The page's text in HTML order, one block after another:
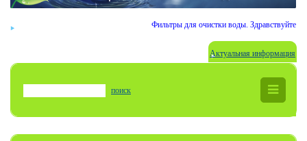
Фильтры для очистки воды. Здравствуйте
Актуальная информация
поиск